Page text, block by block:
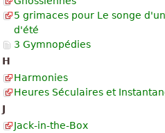
5 grimaces pour Le songe
d'été
3 Gymnopédies
H
Harmonies
Heures Séculaires et
J
Jack-in-the-Box